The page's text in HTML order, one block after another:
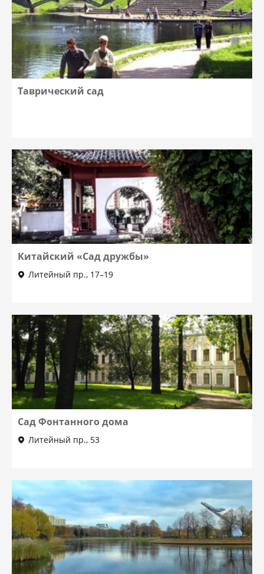
Таврический сад
Китайский «Сад дружбы»
Литейный пр., 17–19
Сад Фонтанного дома
Литейный пр., 53